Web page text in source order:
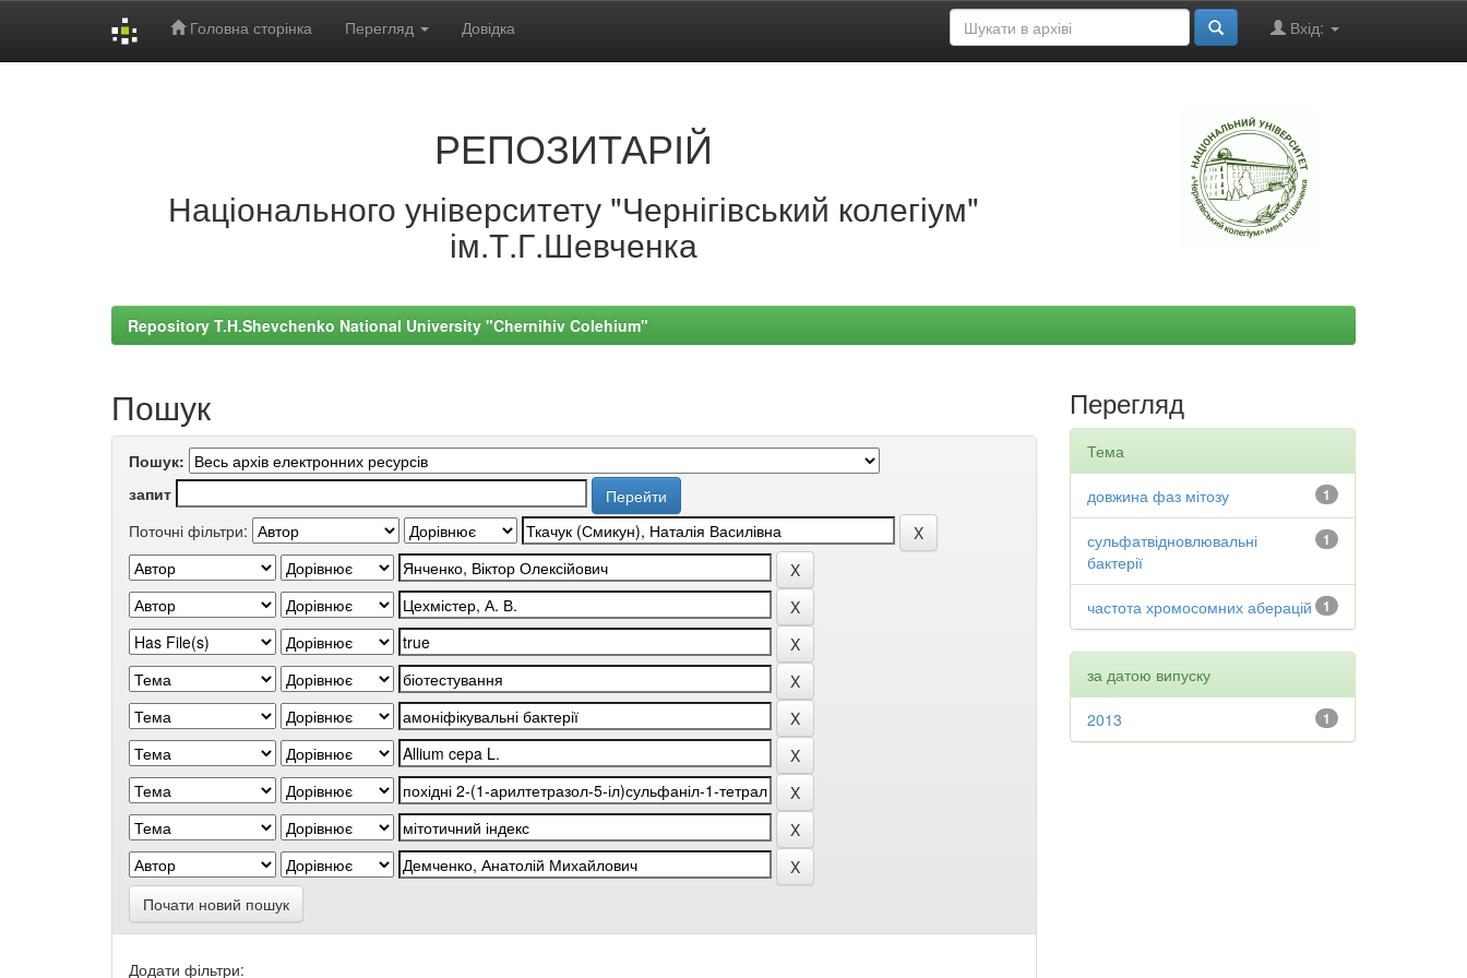
Головна сторінка Перегляд Довідка Вхід:
РЕПОЗИТАРІЙ
Національного університету "Чернігівський колегіум"
ім.Т.Г.Шевченка
Repository T.H.Shevchenko National University "Chernihiv Colehium"
Пошук
Пошук:
запит
Поточні фільтри:
Почати новий пошук
Додати фільтри:
Перегляд
Тема
1
довжина фаз мітозу
1
сульфатвідновлювальні
бактерії
1
частота хромосомних аберацій
за датою випуску
1
2013